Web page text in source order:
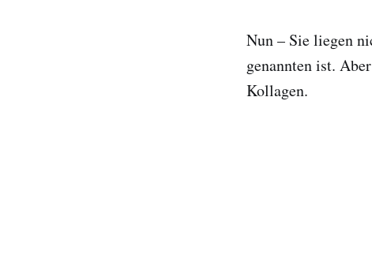
Nun – Sie liegen
genannten ist.
Kollagen.